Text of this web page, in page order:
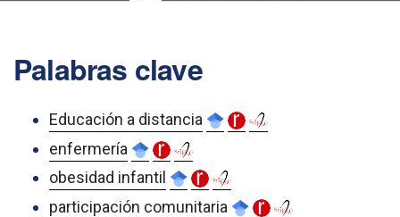
Palabras clave
Educación a distancia
enfermería
obesidad infantil
participación comunitaria